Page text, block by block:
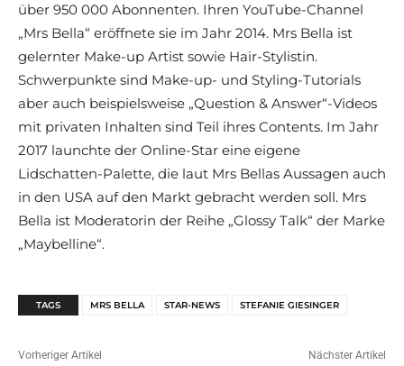
über 950 000 Abonnenten. Ihren YouTube-Channel
„Mrs Bella“ eröffnete sie im Jahr 2014. Mrs Bella ist
gelernter Make-up Artist sowie Hair-Stylistin.
Schwerpunkte sind Make-up- und Styling-Tutorials
aber auch beispielsweise „Question & Answer“-Videos
mit privaten Inhalten sind Teil ihres Contents. Im Jahr
2017 launchte der Online-Star eine eigene
Lidschatten-Palette, die laut Mrs Bellas Aussagen auch
in den USA auf den Markt gebracht werden soll. Mrs
Bella ist Moderatorin der Reihe „Glossy Talk“ der Marke
„Maybelline“.
TAGS MRS BELLA STAR-NEWS STEFANIE GIESINGER
Vorheriger Artikel Nächster Artikel